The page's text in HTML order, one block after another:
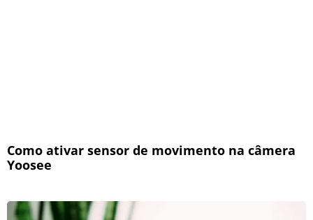
Como ativar sensor de movimento na câmera
Yoosee